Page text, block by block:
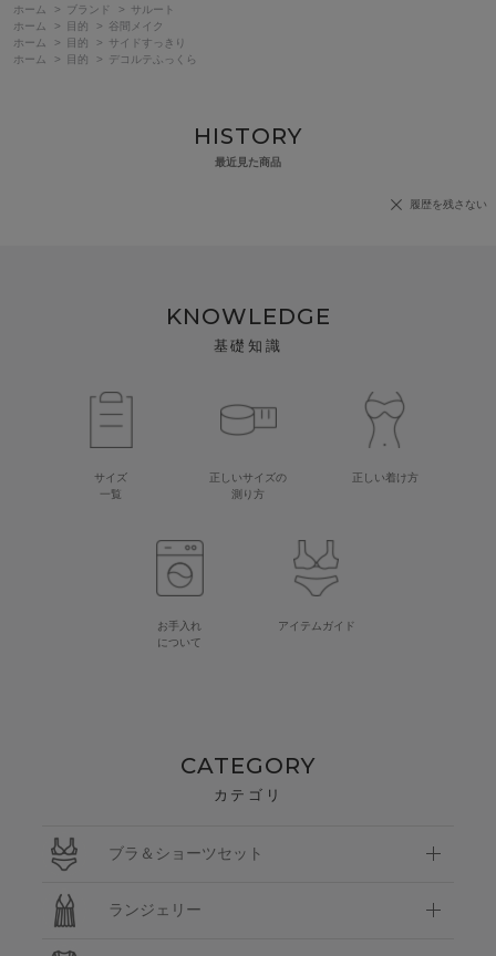
ホーム
> ブランド >
サルート
ホーム
> 目的 >
谷間メイク
ホーム
> 目的 >
サイドすっきり
ホーム
> 目的 > デコルテふっくら
HISTORY
最近見た商品
履歴を残さない
KNOWLEDGE
基礎知識
サイズ
一覧
正しいサイズの
測り方
正しい着け方
お手入れ
について
アイテムガイド
CATEGORY
カテゴリ
ブラ＆ショーツセット
ランジェリー